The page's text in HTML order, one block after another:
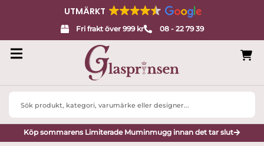
UTMÄRKT
Fri frakt över 999 kr 08 - 22 79 39
Search
Köp sommarens Limiterade Muminmugg innan det tar slut